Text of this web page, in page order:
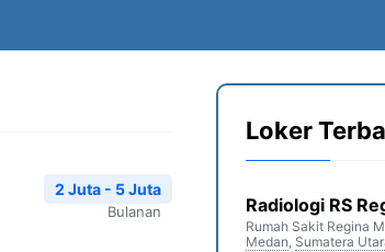
2 Juta - 5 Juta
Bulanan
Loker
Radiologi RS
Rumah Sakit Regina
Medan, Sumatera